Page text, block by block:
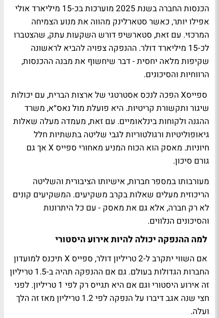
הכנסות החברה בשנת 2025 מוערכות בכ-15 מיליארד אולי
אפילו יותר, כאשר סטארלינק מהווה את מנוע הצמיחה
המרכזי. עם זאת, סטארשיפ דורש השקעות עתק, שהצטברו
לכ-15 מיליארד דולר. ההנפקה צפויה להביא לראשונה
שקיפות מלאה יחסית - דבר שיחשוף את מבנה ההכנסות,
הרווחיות והסיכונים.
ספייסX הפכה לנכס אסטרטגי של ארצות הברית, עם יכולות
שיגור ותקשורת קריטיות. היא פועלת מול נאס״א, משרד
ההגנה ולקוחות בינלאומיים. עם זאת, מעמדה מעלה שאלות
גיאופוליטיות ורגולטוריות לגבי שליטה בתשתיות חלל
חיוניות. מאסק הוא הכוח המניע מאחורי ספייס X אך גם
גורם סיכון.
מעורבותו במספר חברות, אישיותו הציבורית והשליטה
הריכוזית מעלים שאלות בקרב משקיעים. המשקיעים קונים
לא רק חברה, אלא גם את מאסק - עם כל היתרונות
והסיכונים הנלווים.
למה ההנפקה יכולה להיות אירוע היסטורי
אם השווי יתקרב ל-2 טריליון דולר, ספייס X תיכנס למועדון
החברות הגדולות בעולם. גם אם ההנפקה תהיה ב-1.5 טריליון
זה אירוע היסטורי וגם אם היא תגייס רק לפי 1 טריליון. לפני
חצי שנה אגב דיברו על הנפקה לפי 1.2 טריליון מאז זה הלך
ועלה.